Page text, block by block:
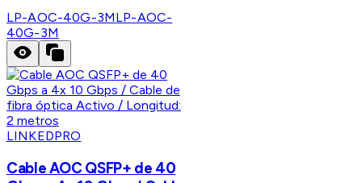
LP-AOC-40G-3MLP-AOC-
40G-3M
LINKEDPRO
Cable AOC QSFP+ de 40